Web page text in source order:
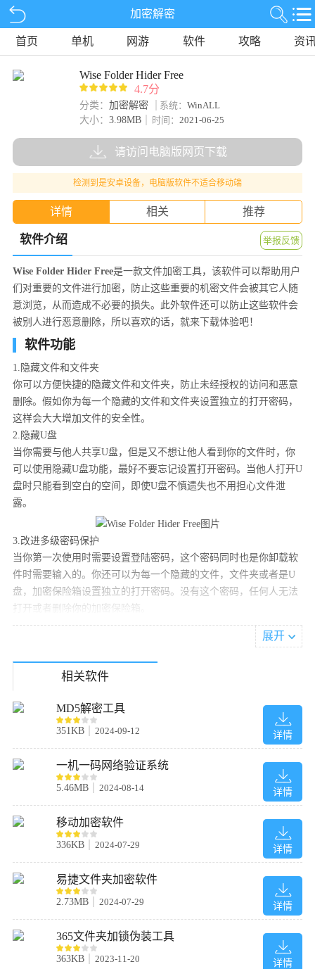
加密解密
首页 单机 网游 软件 攻略 资
Wise Folder Hider Free
4.7分
分类： 加密解密 系统： WinALL
大小： 3.98MB 时间： 2021-06-25
请访问电脑版网页下载
检测到是安卓设备，电脑版软件不适合移动端
详情 相关 推荐
软件介绍 举报反馈
Wise Folder Hider Free是一款文件加密工具，该软件可以帮助用户
们对重要的文件进行加密，防止这些重要的机密文件会被其它人随
意浏览，从而造成不必要的损失。此外软件还可以防止这些软件会
被别人进行恶意删除，所以喜欢的话，就来下载体验吧！
软件功能
1.隐藏文件和文件夹
你可以方便快捷的隐藏文件和文件夹，防止未经授权的访问和恶意
删除。假如你为每一个隐藏的文件和文件夹设置独立的打开密码，
这样会大大增加文件的安全性。
2.隐藏U盘
当你需要与他人共享U盘，但是又不想让他人看到你的文件时，你
可以使用隐藏U盘功能，最好不要忘记设置打开密码。当他人打开U
盘时只能看到空白的空间，即使U盘不慎遗失也不用担心文件泄
露。
3.改进多级密码保护
当你第一次使用时需要设置登陆密码，这个密码同时也是你卸载软
件时需要输入的。你还可以为每一个隐藏的文件，文件夹或者是U
盘，加密保险箱设置独立的打开密码。没有这个密码，任何人无法
打开或者删除你的加密保险箱。
4.提供更加安全和方便的方式修改被保护的文件
有别于其他工具编辑隐藏文件的方式，编辑使用wise folder hider隐
藏的文件和文件夹，不需要先反隐藏文件，然后编辑，保存，最后
再隐藏修改后的文件。只需要使用打开功能，就可以开始修改文
件，保存文件后关闭程序，文件或文件夹会自动被隐藏。
5.集成到系统右键菜单以及超级简洁的界面
Wise folder hider有着非常简洁的界面和清晰明确的功能分类，即使
是第一次使用也可以快速上手。为了方便用户快速隐藏文件，程序
在安装时会将 “隐藏文件/文件夹” 这个选项添加到系统右键菜单
中。你只要在需要隐藏的文件或者文件夹上打开右键菜单，然后选
择 “隐藏文件/文件夹” 。
更新日志
1.修复已知bug
2.优化操作体验
展开
相关软件
详情
MD5解密工具
351KB 2024-09-12
详情
一机一码网络验证系统
5.46MB 2024-08-14
详情
移动加密软件
336KB 2024-07-29
详情
易捷文件夹加密软件
2.73MB 2024-07-29
详情
365文件夹加锁伪装工具
363KB 2023-11-20